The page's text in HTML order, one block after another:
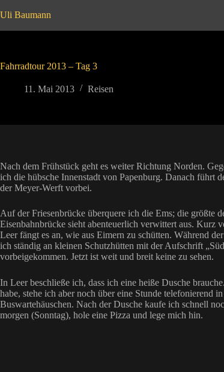
Inhalt
Uli Baumann
Fahrradtour 2013 – Tag 3
11. Mai 2013 Reisen
Nach dem Frühstück geht es weiter Richtung Norden.
ich die hübsche Innenstadt von Papenburg. Danach führt
der Meyer-Werft vorbei.
Auf der Friesenbrücke überquere ich die Ems; die größte
Eisenbahnbrücke sieht abenteuerlich verwittert aus. Kurz
Leer fängt es an, wie aus Eimern zu schütten. Während
ich ständig an kleinen Schutzhütten mit der Aufschrift
vorbeigekommen. Jetzt ist weit und breit keine zu sehen.
In Leer beschließe ich, dass ich eine heiße Dusche
habe, stehe ich aber noch über eine Stunde telefonierend
Buswartehäuschen. Nach der Dusche kaufe ich schnell
morgen (Sonntag), hole eine Pizza und lege mich hin.